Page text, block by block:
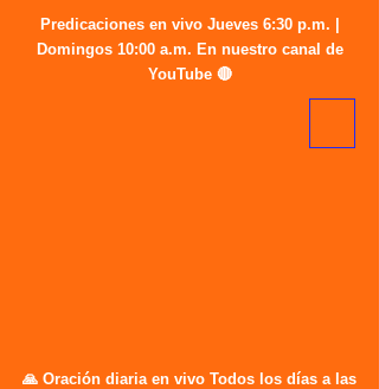
🙏 Oración diaria en vivo Todos los días a las
Predicaciones en vivo Jueves 6:30 p.m. |
Domingos 10:00 a.m. En nuestro canal de
YouTube 🔴